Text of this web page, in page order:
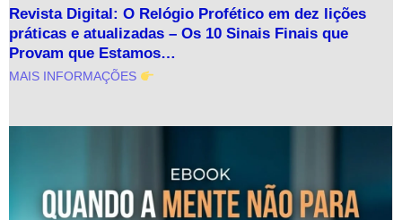
Revista Digital: O Relógio Profético em dez lições
práticas e atualizadas – Os 10 Sinais Finais que
Provam que Estamos…
MAIS INFORMAÇÕES